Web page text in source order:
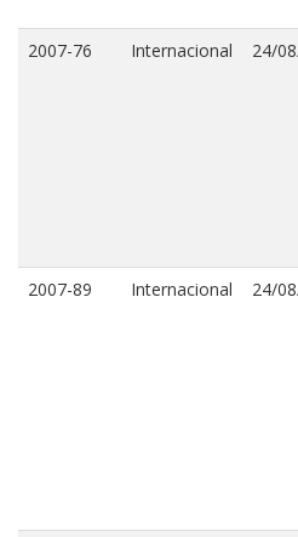
2007-76 Internacional 24/
2007-89 Internacional 24/